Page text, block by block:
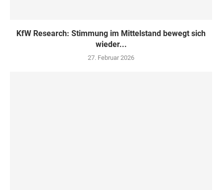
KfW Research: Stimmung im Mittelstand bewegt sich
wieder...
27. Februar 2026